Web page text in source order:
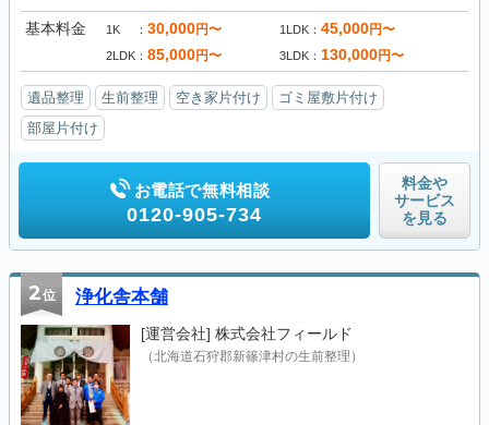
基本料金 1K 30,000円〜 1LDK 45,000円〜
2LDK 85,000円〜 3LDK 130,000円〜
遺品整理 生前整理 空き家片付け
ゴミ屋敷片付け
部屋片付け
お電話で無料相談
0120-905-734
料金や
サービス
を見る
2位 浄化舎本舗
[運営会社] 株式会社フィールド
（北海道石狩郡新篠津村の生前整理）